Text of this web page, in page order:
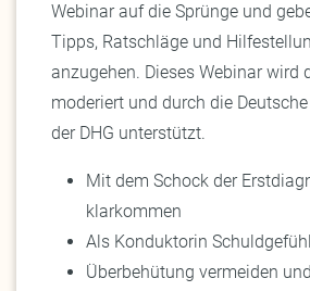
Webinar auf die Sprünge und
Tipps, Ratschläge und
anzugehen. Dieses Webinar wird
moderiert und durch die
der DHG unterstützt.
Mit dem Schock der
klarkommen
Als Konduktorin
Überbehütung vermeiden